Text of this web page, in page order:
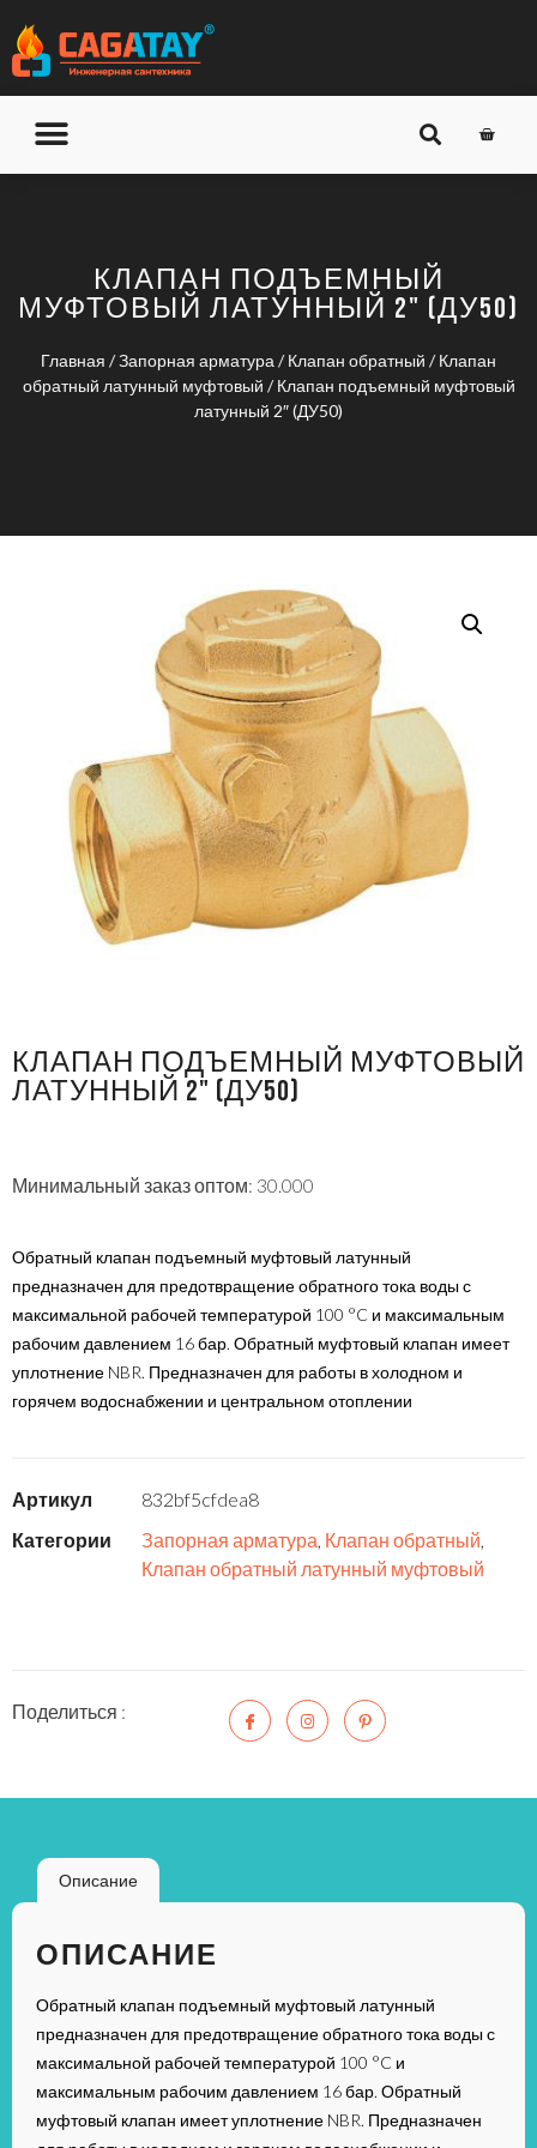
КЛАПАН ПОДЪЕМНЫЙ
МУФТОВЫЙ ЛАТУННЫЙ 2" (ДУ50)
Главная /Запорная арматура /Клапан обратный /Клапан
обратный латунный муфтовый / Клапан подъемный муфтовый
латунный 2″ (ДУ50)
КЛАПАН ПОДЪЕМНЫЙ МУФТОВЫЙ
ЛАТУННЫЙ 2" (ДУ50)
Минимальный заказ оптом: 30.000
Обратный клапан подъемный муфтовый латунный
предназначен для предотвращение обратного тока воды с
максимальной рабочей температурой 100 °C и максимальным
рабочим давлением 16 бар. Обратный муфтовый клапан имеет
уплотнение NBR. Предназначен для работы в холодном и
горячем водоснабжении и центральном отоплении
Артикул
832bf5cfdea8
Категории
Запорная арматура, Клапан обратный,
Клапан обратный латунный муфтовый
Поделиться :
Описание
ОПИСАНИЕ
Обратный клапан подъемный муфтовый латунный
предназначен для предотвращение обратного тока воды с
максимальной рабочей температурой 100 °C и
максимальным рабочим давлением 16 бар. Обратный
муфтовый клапан имеет уплотнение NBR. Предназначен